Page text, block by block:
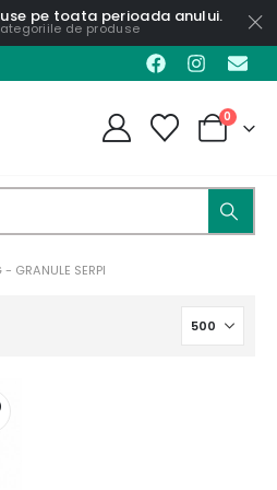
pe toata perioada anului.
de produse
0
- GRANULE SERPI